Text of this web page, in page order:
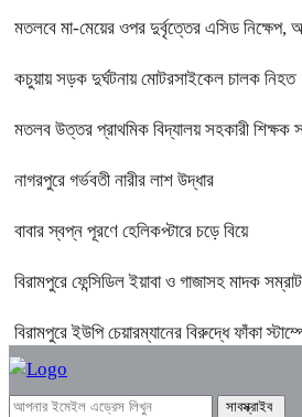
মতলবে মা-মেয়ের ওপর দুর্বৃত্তের এসিড নিক্ষেপ,
কচুয়ায় সড়ক দুর্ঘটনায় মোটরসাইকেল চালক নিহত
মতলব উত্তর প্রাথমিক বিদ্যালয় সহকারী শিক্ষক
নাগরপুরে গর্ভবতী নারীর লাশ উদ্ধার
বাবার স্বপ্ন পূরণে হেলিকপ্টারে চড়ে বিয়ে
বিরামপুরে ফেন্সিডিল ইয়াবা ও গাজাসহ মাদক
বিরামপুরে ইউপি চেয়ারম্যানের বিরুদ্ধে ফাঁকা